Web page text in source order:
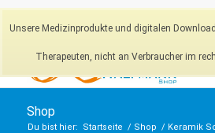
Unsere Medizinprodukte und digitalen
Therapeuten, nicht an Verbraucher im
Newsletter Mein
Shop
Du bist hier: Startseite / Shop / Keramik